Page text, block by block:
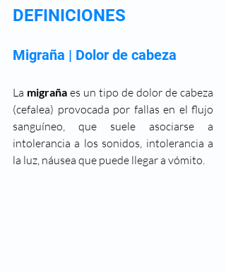
DEFINICIONES
Migraña | Dolor de cabeza
La migraña es un tipo de dolor de cabeza
(cefalea) provocada por fallas en el flujo
sanguíneo, que suele asociarse a
intolerancia a los sonidos, intolerancia a
la luz, náusea que puede llegar a vómito.